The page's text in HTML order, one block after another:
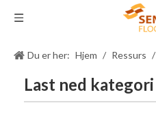
Du er her: Hjem / Ressurs /
Last ned kategori